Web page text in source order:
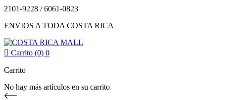
2101-9228 / 6061-0823
ENVIOS A TODA COSTA RICA
 Carrito (0) 0
Carrito
No hay más artículos en su carrito